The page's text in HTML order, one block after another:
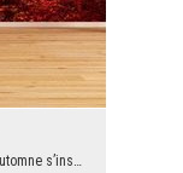
Un endroit très charmant, surtout quand l'automne s’installe dans les arbres. Les feuilles qui sc...